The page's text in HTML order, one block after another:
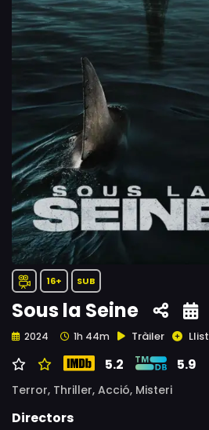
16+ SUB
Sous la Seine
2024 1h 44m Tràiler
5.2 5.9
Terror, Thriller, Acció, Misteri
Directors